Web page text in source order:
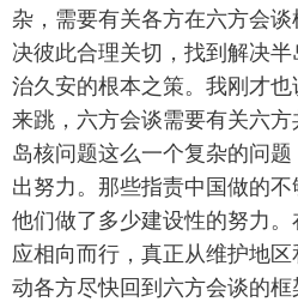
杂，需要有关各方在六方会
决彼此合理关切，找到解决
治久安的根本之策。我刚才
来跳，六方会谈需要有关六
岛核问题这么一个复杂的问
出努力。那些指责中国做的不
他们做了多少建设性的努力
应相向而行，真正从维护地
动各方尽快回到六方会谈的